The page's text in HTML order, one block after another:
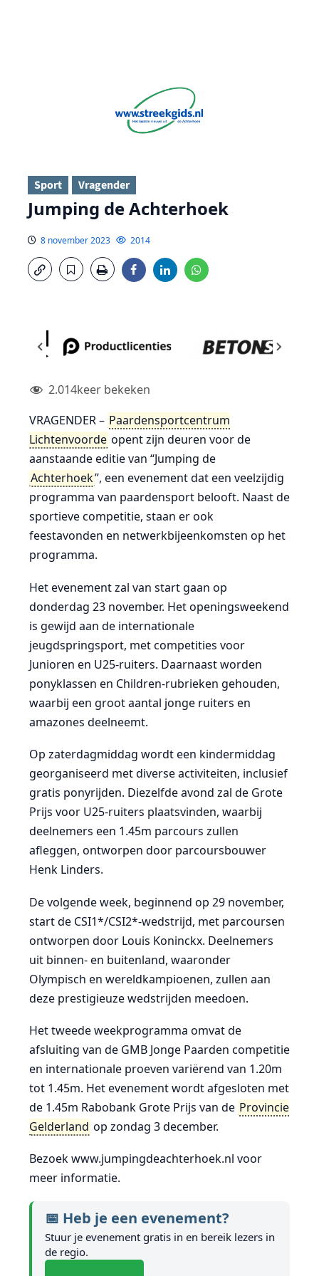
Sport Vragender
Jumping de Achterhoek
8 november 2023 2014
2.014keer bekeken
VRAGENDER – Paardensportcentrum
Lichtenvoorde opent zijn deuren voor de
aanstaande editie van “Jumping de
Achterhoek”, een evenement dat een veelzijdig
programma van paardensport belooft. Naast de
sportieve competitie, staan er ook
feestavonden en netwerkbijeenkomsten op het
programma.
Het evenement zal van start gaan op
donderdag 23 november. Het openingsweekend
is gewijd aan de internationale
jeugdspringsport, met competities voor
Junioren en U25-ruiters. Daarnaast worden
ponyklassen en Children-rubrieken gehouden,
waarbij een groot aantal jonge ruiters en
amazones deelneemt.
Op zaterdagmiddag wordt een kindermiddag
georganiseerd met diverse activiteiten, inclusief
gratis ponyrijden. Diezelfde avond zal de Grote
Prijs voor U25-ruiters plaatsvinden, waarbij
deelnemers een 1.45m parcours zullen
afleggen, ontworpen door parcoursbouwer
Henk Linders.
De volgende week, beginnend op 29 november,
start de CSI1*/CSI2*-wedstrijd, met parcoursen
ontworpen door Louis Koninckx. Deelnemers
uit binnen- en buitenland, waaronder
Olympisch en wereldkampioenen, zullen aan
deze prestigieuze wedstrijden meedoen.
Het tweede weekprogramma omvat de
afsluiting van de GMB Jonge Paarden competitie
en internationale proeven variërend van 1.20m
tot 1.45m. Het evenement wordt afgesloten met
de 1.45m Rabobank Grote Prijs van de Provincie
Gelderland op zondag 3 december.
Bezoek www.jumpingdeachterhoek.nl voor
meer informatie.
📅 Heb je een evenement?
Stuur je evenement gratis in en bereik lezers in
de regio.